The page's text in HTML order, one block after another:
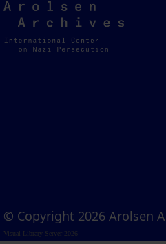
Arolsen
Archives
© Copyright 2026 Arolsen
Visual Library Server 2026